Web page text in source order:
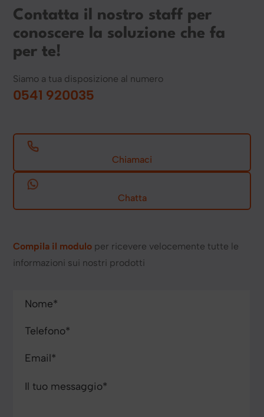
Compila il modulo per ricevere velocemente tutte le
informazioni sui nostri prodotti
Contatta il nostro staff per
conoscere la soluzione che fa
per te!
Siamo a tua disposizione al numero
0541 920035
Chiamaci
Chatta